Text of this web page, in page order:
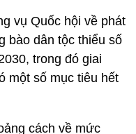
vụ Quốc hội về phát
bào dân tộc thiểu số
trong đó giai
một số mục tiêu hết
cách về mức